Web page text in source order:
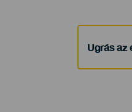
Ugrás az